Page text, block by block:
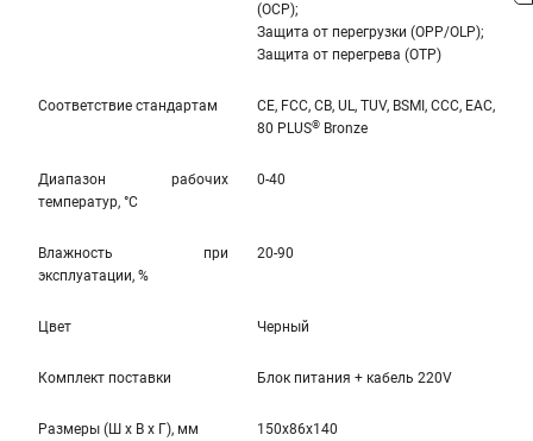
(OCP);
Защита от перегрузки (OPP/OLP);
Защита от перегрева (OTP)
Соответствие стандартам
CE, FCC, CB, UL, TUV, BSMI, CCC, EAC,
80 PLUS® Bronze
Диапазон рабочих
температур, °С
0-40
Влажность при
эксплуатации, %
20-90
Цвет Черный
Комплект поставки Блок питания + кабель 220V
Размеры (Ш x В x Г), мм 150x86x140